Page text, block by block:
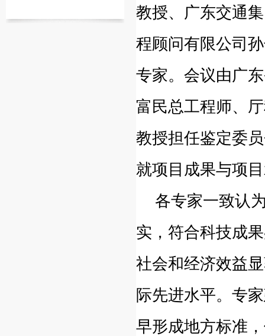
教授、广东交通
程顾问有限公司
专家。会议由广
富民总工程师、
教授担任鉴定委
就项目成果与项
各专家一致认
实，符合科技成
社会和经济效益
际先进水平。专
早形成地方标准